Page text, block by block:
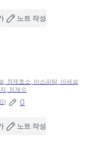
노트 작성
, 정제효소, 아스파탐, 아세설
, 정제수
0) 0
노트 작성